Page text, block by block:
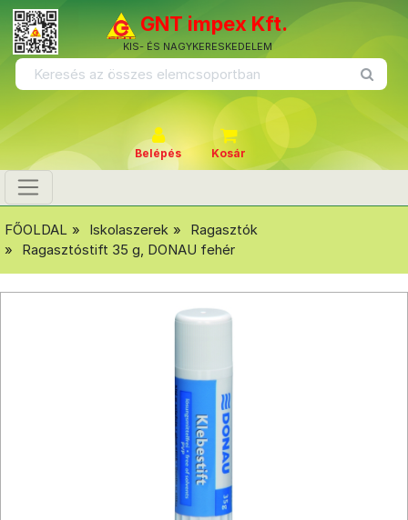
GNT impex Kft.
KIS- ÉS NAGYKERESKEDELEM
Belépés Kosár
FŐOLDAL Iskolaszerek
Ragasztók
Ragasztóstift 35 g, DONAU fehér